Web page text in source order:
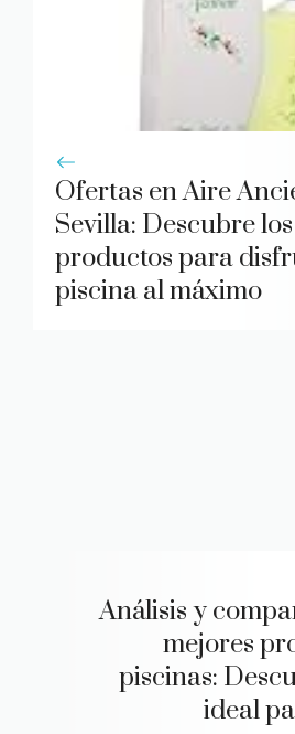
Ofertas en Aire
Sevilla: Descubre
productos para
piscina al máximo
Análisis y
mejores
piscinas:
ideal